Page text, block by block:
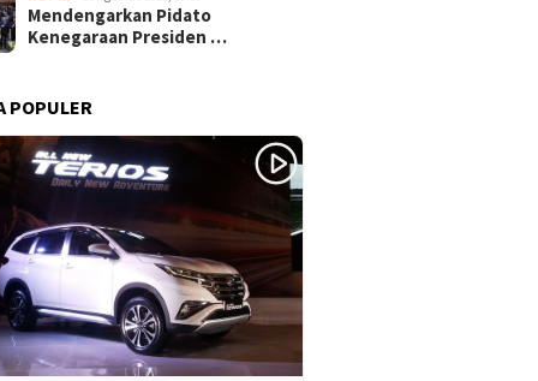
Laporan
Bersama Gubernur
Mendengarkan Pidato
Kenegaraan Presiden …
POPULER